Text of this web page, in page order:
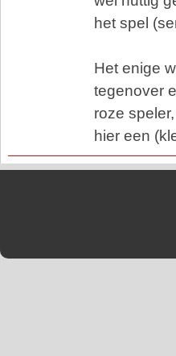
het spel
Het enige
tegenover
roze
hier een